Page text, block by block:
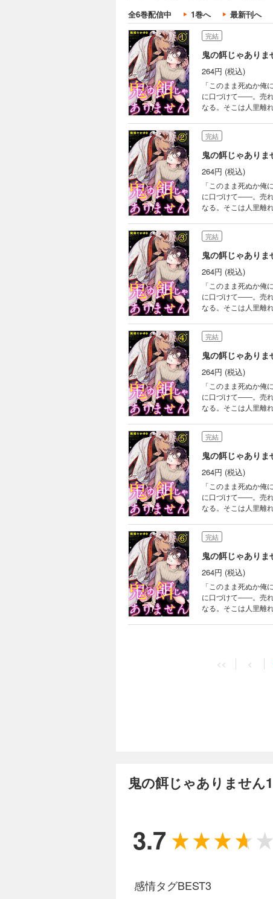
全6巻配信中 1巻へ 最新刊へ
完結
鬼の餌じゃありま
264円 (税込)
「このまま死ぬか
に口づけて――。売れ
なる。そこは人里離
中に封印された人間
を欲しがり、蘇芳を
完結
鬼の餌じゃありま
264円 (税込)
「このまま死ぬか
に口づけて――。売れ
なる。そこは人里離
中に封印された人間
を欲しがり、蘇芳を
完結
鬼の餌じゃありま
264円 (税込)
「このまま死ぬか
に口づけて――。売れ
なる。そこは人里離
中に封印された人間
を欲しがり、蘇芳を
完結
鬼の餌じゃありま
264円 (税込)
「このまま死ぬか
に口づけて――。売れ
なる。そこは人里離
中に封印された人間
を欲しがり、蘇芳を
完結
鬼の餌じゃありま
264円 (税込)
「このまま死ぬか
に口づけて――。売れ
なる。そこは人里離
中に封印された人間
を欲しがり、蘇芳を
完結
鬼の餌じゃありま
264円 (税込)
「このまま死ぬか
に口づけて――。売れ
なる。そこは人里離
<< <
鬼の餌じゃありません
3.7
感情タグBEST3